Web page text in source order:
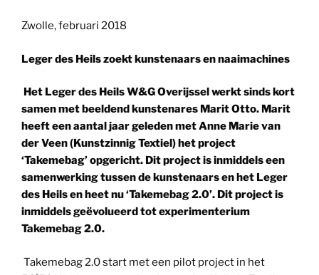
Zwolle, februari 2018
Leger des Heils zoekt kunstenaars en naaimachines
Het Leger des Heils W&G Overijssel werkt sinds kort
samen met beeldend kunstenares Marit Otto. Marit
heeft een aantal jaar geleden met Anne Marie van
der Veen (Kunstzinnig Textiel) het project
‘Takemebag’ opgericht. Dit project is inmiddels een
samenwerking tussen de kunstenaars en het Leger
des Heils en heet nu ‘Takemebag 2.0’. Dit project is
inmiddels geëvolueerd tot experimenterium
Takemebag 2.0.
Takemebag 2.0 start met een pilot project in het